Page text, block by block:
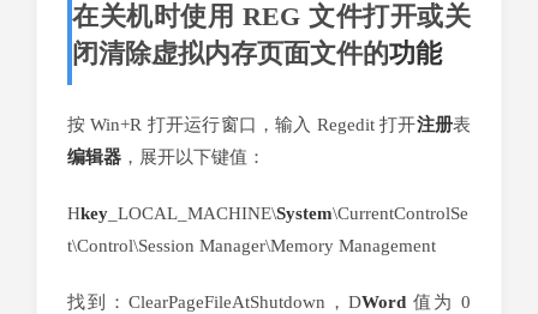
在关机时使用 REG 文件打开或关
闭清除虚拟内存页面文件的功能
按 Win+R 打开运行窗口，输入 Regedit 打开注册表
编辑器 ，展开以下键值：
Hkey _LOCAL_MACHINE\System\CurrentControlSe
t\Control\Session Manager\Memory Management
找到：ClearPageFileAtShutdown，DWord 值为 0